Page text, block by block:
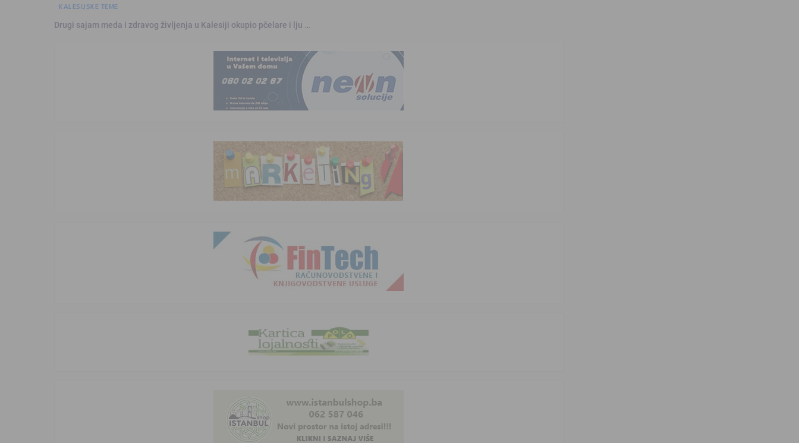
KALESIJSKE TEME
Drugi sajam meda i zdravog življenja u Kalesiji okupio pčelare i lju …